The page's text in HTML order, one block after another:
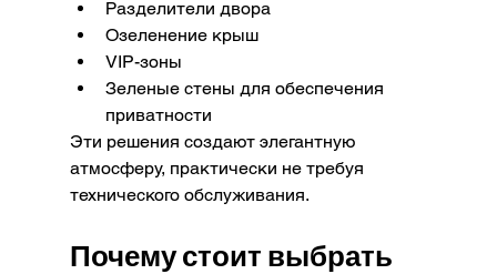
Разделители двора
Озеленение крыш
VIP-зоны
Зеленые стены для обеспечения
приватности
Эти решения создают элегантную
атмосферу, практически не требуя
технического обслуживания.
Почему стоит выбрать